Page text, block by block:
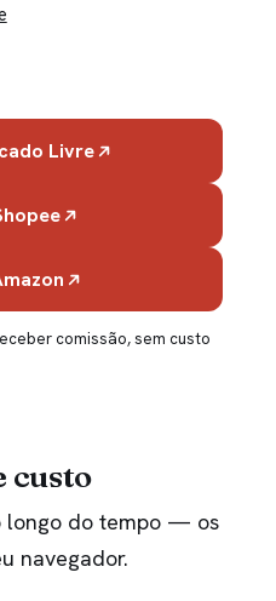
Livre
comissão, sem custo
custo
longo do tempo — os
navegador.